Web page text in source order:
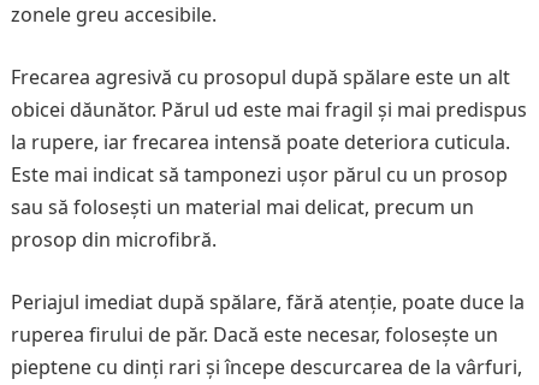
zonele greu accesibile.
Frecarea agresivă cu prosopul după spălare este un alt
obicei dăunător. Părul ud este mai fragil și mai predispus
la rupere, iar frecarea intensă poate deteriora cuticula.
Este mai indicat să tamponezi ușor părul cu un prosop
sau să folosești un material mai delicat, precum un
prosop din microfibră.
Periajul imediat după spălare, fără atenție, poate duce la
ruperea firului de păr. Dacă este necesar, folosește un
pieptene cu dinți rari și începe descurcarea de la vârfuri,